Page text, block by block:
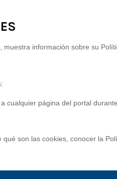
información sobre su
cualquier página del portal
son las cookies, conocer la